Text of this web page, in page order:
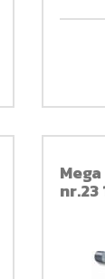
nr.23